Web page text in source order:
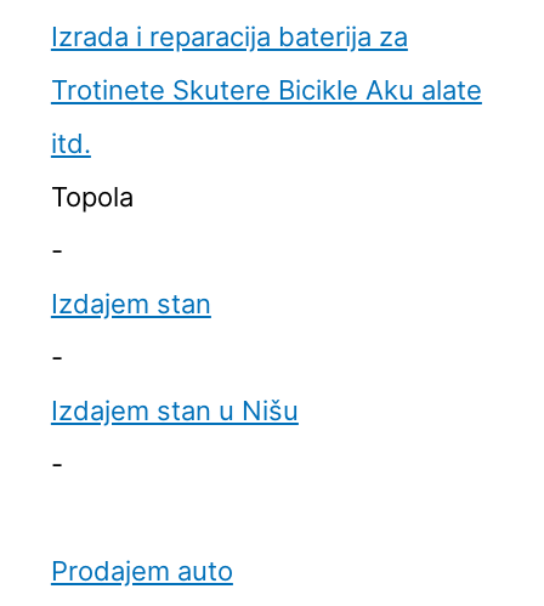
Izrada i reparacija baterija za
Trotinete Skutere Bicikle Aku alate
itd.
Topola
-
Izdajem stan
-
Izdajem stan u Nišu
-
Prodajem auto